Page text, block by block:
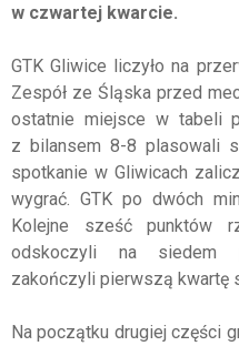
w czwartej kwarcie.
GTK Gliwice liczyło na
Zespół ze Śląska przed
ostatnie miejsce w tabeli
z bilansem 8-8 plasowali
spotkanie w Gliwicach
wygrać. GTK po dwóch
Kolejne sześć punktów
odskoczyli na siedem
zakończyli pierwszą kwartę
Na początku drugiej części